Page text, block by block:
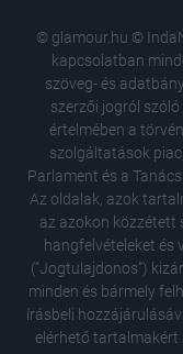
© glamour.hu ©
kapcsolatban
szöveg- és
szerzői jogról szóló
értelmében a
szolgáltatások
Parlament és a
Az oldalak, azok
az azokon közzétett
hangfelvételeket és
("Jogtulajdonos")
minden és bármely
írásbeli
elérhető tartalmakért